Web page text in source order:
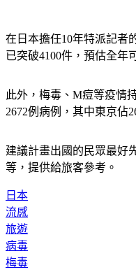
在日本擔任10年特派記者
已突破4100件，預估全年
此外，梅毒、M痘等疫情
2672例病例，其中東京佔
建議計畫出國的民眾最好
等，提供給旅客參考。
日本
流感
旅遊
病毒
梅毒